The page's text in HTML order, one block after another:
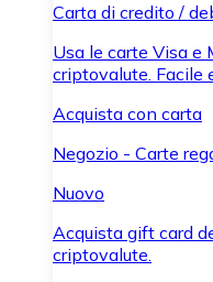
Carta di credito /
Usa le carte Visa e
criptovalute. Facile
Acquista con carta
Negozio - Carte
Nuovo
Acquista gift card
criptovalute.